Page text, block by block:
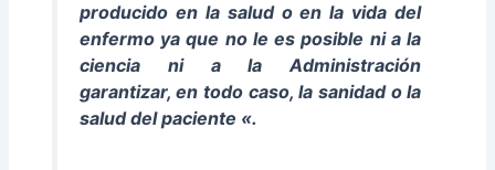
producido en la salud o en la vida del
enfermo ya que no le es posible ni a la
ciencia ni a la Administración
garantizar, en todo caso, la sanidad o la
salud del paciente «.